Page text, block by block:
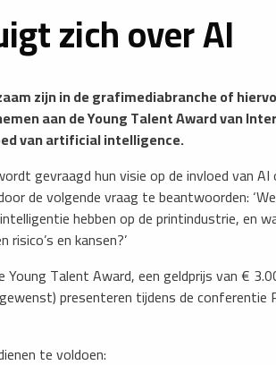
zich over AI
zijn in de grafimediabranche of
aan de Young Talent Award van
van artificial intelligence.
gevraagd hun visie op de invloed van AI
de volgende vraag te beantwoorden:
hebben op de printindustrie, en
risico’s en kansen?’
Young Talent Award, een geldprijs van €
presenteren tijdens de conferentie
te voldoen: